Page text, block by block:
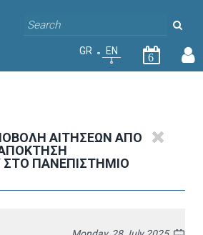
GR EN
6
ΑΙΤΗΣΕΩΝ ΑΠΟ
ΣΤΟ ΠΑΝΕΠΙΣΤΗΜΙΟ